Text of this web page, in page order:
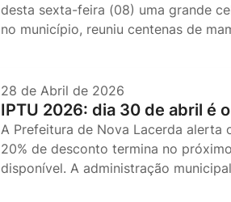
desta sexta-feira (08) uma grande
no município, reuniu centenas de
28 de Abril de 2026
IPTU 2026: dia 30 de abril é
A Prefeitura de Nova Lacerda
20% de desconto termina no
disponível. A administração